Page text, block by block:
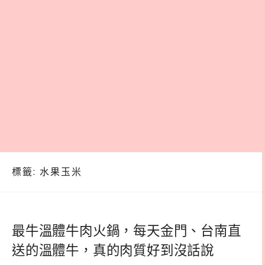
標籤: 水果玉米
最牛溫體牛肉火鍋，每天金門、台南直
送的溫體牛，真的肉質好到沒話說